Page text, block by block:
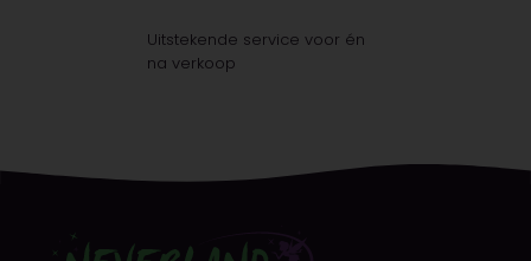
Uitstekende service voor én
na verkoop